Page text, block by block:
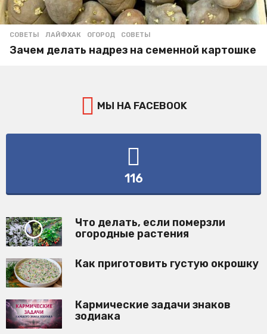
СОВЕТЫ ЛАЙФХАК ,ОГОРОД ,СОВЕТЫ
Зачем делать надрез на семенной картошке
МЫ НА FACEBOOK
116
Что делать, если померзли
огородные растения
Как приготовить густую окрошку
Кармические задачи знаков
зодиака